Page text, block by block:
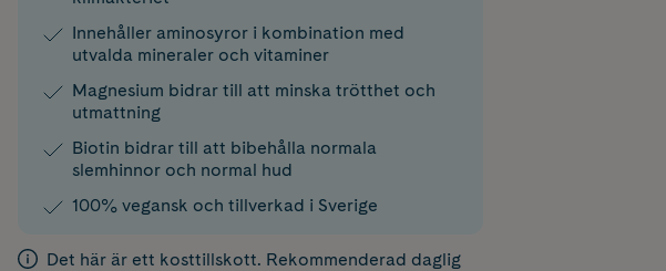
Innehåller aminosyror i kombination med
utvalda mineraler och vitaminer
Magnesium bidrar till att minska trötthet och
utmattning
Biotin bidrar till att bibehålla normala
slemhinnor och normal hud
100% vegansk och tillverkad i Sverige
Det här är ett kosttillskott. Rekommenderad daglig